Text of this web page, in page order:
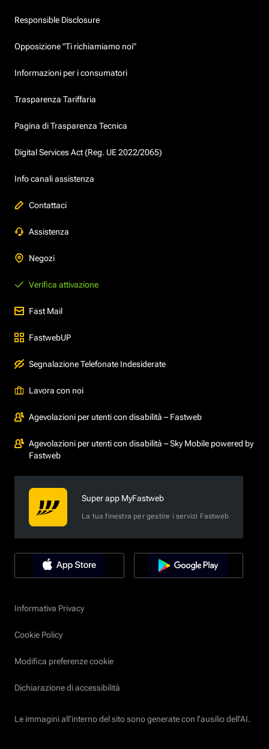
Responsible Disclosure
Opposizione "Ti richiamiamo noi"
Informazioni per i consumatori
Trasparenza Tariffaria
Pagina di Trasparenza Tecnica
Digital Services Act (Reg. UE 2022/2065)
Info canali assistenza
Contattaci
Assistenza
Negozi
Verifica attivazione
Fast Mail
FastwebUP
Segnalazione Telefonate Indesiderate
Lavora con noi
Agevolazioni per utenti con disabilità – Fastweb
Agevolazioni per utenti con disabilità – Sky Mobile powered by
Fastweb
Super app MyFastweb
La tua finestra per gestire i servizi Fastweb
Informativa Privacy
Cookie Policy
Modifica preferenze cookie
Dichiarazione di accessibilità
Le immagini all’interno del sito sono generate con l'ausilio dell'AI.